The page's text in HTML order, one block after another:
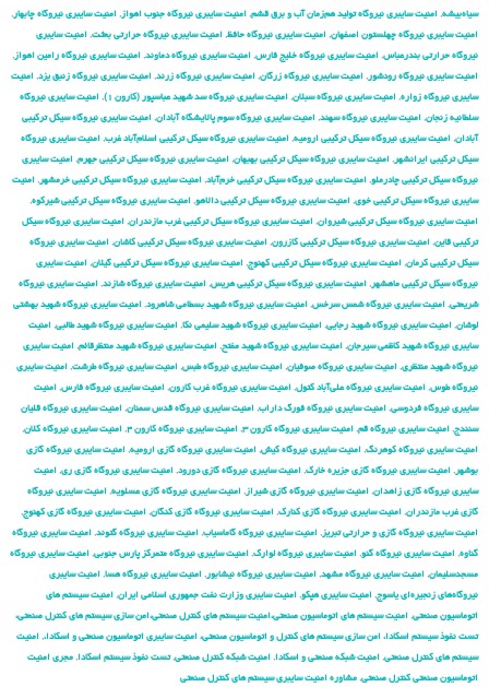
سیاه‌بیشه, امنیت سایبری نیروگاه تولید هم‌زمان آب و برق قشم, امنیت سایبری نیروگاه جنوب اهواز , امنیت سایبری نیروگاه چابهار ,
امنیت سایبری نیروگاه چهلستون اصفهان, امنیت سایبری نیروگاه حافظ, امنیت سایبری نیروگاه حرارتی بعثت, امنیت سایبری
نیروگاه حرارتی بندرعباس, امنیت سایبری نیروگاه خلیج فارس, امنیت سایبری نیروگاه دماوند, امنیت سایبری نیروگاه رامین اهواز ,
امنیت سایبری نیروگاه رودشور , امنیت سایبری نیروگاه زرگان, امنیت سایبری نیروگاه زرند, امنیت سایبری نیروگاه زنبق یزد, امنیت
سایبری نیروگاه زواره, امنیت سایبری نیروگاه سبلان, امنیت سایبری نیروگاه سد شهید عباسپور (کارون ۱) , امنیت سایبری نیروگاه
سلطانیه زنجان, امنیت سایبری نیروگاه سهند, امنیت سایبری نیروگاه سوم پالایشگاه آبادان, امنیت سایبری نیروگاه سیکل ترکیبی
آبادان, امنیت سایبری نیروگاه سیکل ترکیبی ارومیه, امنیت سایبری نیروگاه سیکل ترکیبی اسلام‌آباد غرب, امنیت سایبری نیروگاه
سیکل ترکیبی ایرانشهر , امنیت سایبری نیروگاه سیکل ترکیبی بهبهان, امنیت سایبری نیروگاه سیکل ترکیبی جهرم, امنیت سایبری
نیروگاه سیکل ترکیبی چادرملو, امنیت سایبری نیروگاه سیکل ترکیبی خرم‌آباد, امنیت سایبری نیروگاه سیکل ترکیبی خرمشهر , امنیت
سایبری نیروگاه سیکل ترکیبی خوی, امنیت سایبری نیروگاه سیکل ترکیبی دالاهو, امنیت سایبری نیروگاه سیکل ترکیبی شیرکوه,
امنیت سایبری نیروگاه سیکل ترکیبی شیروان, امنیت سایبری نیروگاه سیکل ترکیبی غرب مازندران, امنیت سایبری نیروگاه سیکل
ترکیبی قاین, امنیت سایبری نیروگاه سیکل ترکیبی کازرون, امنیت سایبری نیروگاه سیکل ترکیبی کاشان, امنیت سایبری نیروگاه
سیکل ترکیبی کرمان, امنیت سایبری نیروگاه سیکل ترکیبی کهنوج, امنیت سایبری نیروگاه سیکل ترکیبی گیلان, امنیت سایبری
نیروگاه سیکل ترکیبی ماهشهر , امنیت سایبری نیروگاه سیکل ترکیبی هریس, امنیت سایبری نیروگاه شازند, امنیت سایبری نیروگاه
شریعتی, امنیت سایبری نیروگاه شمس سرخس, امنیت سایبری نیروگاه شهید بسطامی شاهرود, امنیت سایبری نیروگاه شهید بهشتی
لوشان, امنیت سایبری نیروگاه شهید رجایی, امنیت سایبری نیروگاه شهید سلیمی نکا, امنیت سایبری نیروگاه شهید طالبی, امنیت
سایبری نیروگاه شهید کاظمی سیرجان, امنیت سایبری نیروگاه شهید مفتح, امنیت سایبری نیروگاه شهید منتظرقائم, امنیت سایبری
نیروگاه شهید منتظری, امنیت سایبری نیروگاه صوفیان, امنیت سایبری نیروگاه طبس, امنیت سایبری نیروگاه طرشت, امنیت سایبری
نیروگاه طوس, امنیت سایبری نیروگاه علی‌آباد کتول, امنیت سایبری نیروگاه غرب کارون, امنیت سایبری نیروگاه فارس, امنیت
سایبری نیروگاه فردوسی, امنیت سایبری نیروگاه فورگ داراب, امنیت سایبری نیروگاه قدس سمنان, امنیت سایبری نیروگاه قلیان
سنندج, امنیت سایبری نیروگاه قم, امنیت سایبری نیروگاه کارون ۳ , امنیت سایبری نیروگاه کارون ۴ , امنیت سایبری نیروگاه کلان,
امنیت سایبری نیروگاه کوهرنگ, امنیت سایبری نیروگاه کیش, امنیت سایبری نیروگاه گازی ارومیه, امنیت سایبری نیروگاه گازی
بوشهر , امنیت سایبری نیروگاه گازی جزیره خارک, امنیت سایبری نیروگاه گازی دورود, امنیت سایبری نیروگاه گازی ری, امنیت
سایبری نیروگاه گازی زاهدان, امنیت سایبری نیروگاه گازی شیراز , امنیت سایبری نیروگاه گازی عسلویه, امنیت سایبری نیروگاه
گازی غرب مازندران, امنیت سایبری نیروگاه گازی کنارک, امنیت سایبری نیروگاه گازی کنگان, امنیت سایبری نیروگاه گازی کهنوج,
امنیت سایبری نیروگاه گازی و حرارتی تبریز , امنیت سایبری نیروگاه گاماسیاب, امنیت سایبری نیروگاه گتوند, امنیت سایبری نیروگاه
گناوه, امنیت سایبری نیروگاه گنو, امنیت سایبری نیروگاه لوارک, امنیت سایبری نیروگاه متمرکز پارس جنوبی, امنیت سایبری نیروگاه
مسجدسلیمان, امنیت سایبری نیروگاه مشهد, امنیت سایبری نیروگاه نیشابور , امنیت سایبری نیروگاه هسا, امنیت سایبری
نیروگاه‌های زنجیره‌ای یاسوج, امنیت سایبری هپکو, امنیت سایبری وزارت نفت جمهوری اسلامی ایران, امنیت سیستم های
اتوماسیون صنعتی, امنیت سیستم های اتوماسیون صنعتی،امنیت سیستم های کنترل صنعتی،امن سازی سیستم های کنترل صنعتی،
تست نفوذ سیستم اسکادا، امن سازی سیستم های کنترل و اتوماسیون صنعتی، امنیت سایبری اتوماسیون صنعتی و اسکادا،, امنیت
سیستم های کنترل صنعتی, امنیت شبکه صنعتی و اسکادا, امنیت شبکه کنترل صنعتی,تست نفوذ سیستم اسکادا, مجری امنیت
اتوماسیون صنعتی کنترل صنعتی, مشاوره امنیت سایبری سیستم های کنترل صنعتی